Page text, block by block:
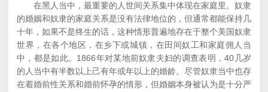
在黑人当中，最重要的人世间关系集中体现在家庭里。奴隶
的婚姻和奴隶的家庭关系是没有法律地位的，但通常都能保持几
十年，如果不是终生的话，这种情形普遍地存在于整个美国奴隶
世界，在各个地区，在乡下或城镇，在田间奴工和家庭佣人当
中，都是如此。1866年对某地前奴隶夫妇的调查表明，40几岁
的人当中有半数以上己有年或年以上的婚龄。尽管奴隶当中也存
在着婚前性关系和婚前怀孕的情形，但婚姻本身被认为是十分严